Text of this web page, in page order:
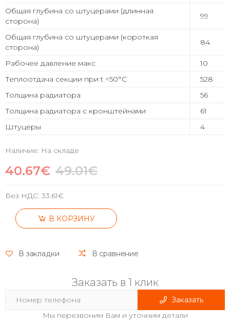
Общая глубина со штуцерами (длинная
сторона)
99
Общая глубина со штуцерами (короткая
сторона)
84
Рабочее давление макс
10
Теплоотдача секции при t =50°С
528
Толщина радиатора
56
Толщина радиатора с кронштейнами
61
Штуцеры
4
Наличие: На складе
40.67€ 49.01€
Без НДС: 33.61€
В КОРЗИНУ
В закладки В сравнение
Заказать в 1 клик
Заказать
Мы перезвоним Вам и уточним детали